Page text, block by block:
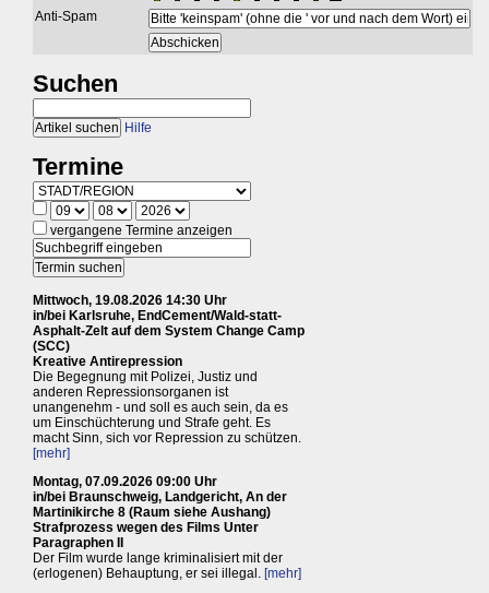
Anti-Spam
Suchen
Hilfe
Termine
vergangene Termine anzeigen
Mittwoch, 19.08.2026 14:30 Uhr
in/bei Karlsruhe, EndCement/Wald-statt-
Asphalt-Zelt auf dem System Change Camp
(SCC)
Kreative Antirepression
Die Begegnung mit Polizei, Justiz und
anderen Repressionsorganen ist
unangenehm - und soll es auch sein, da es
um Einschüchterung und Strafe geht. Es
macht Sinn, sich vor Repression zu schützen.
[mehr]
Montag, 07.09.2026 09:00 Uhr
in/bei Braunschweig, Landgericht, An der
Martinikirche 8 (Raum siehe Aushang)
Strafprozess wegen des Films Unter
Paragraphen II
Der Film wurde lange kriminalisiert mit der
(erlogenen) Behauptung, er sei illegal. [mehr]